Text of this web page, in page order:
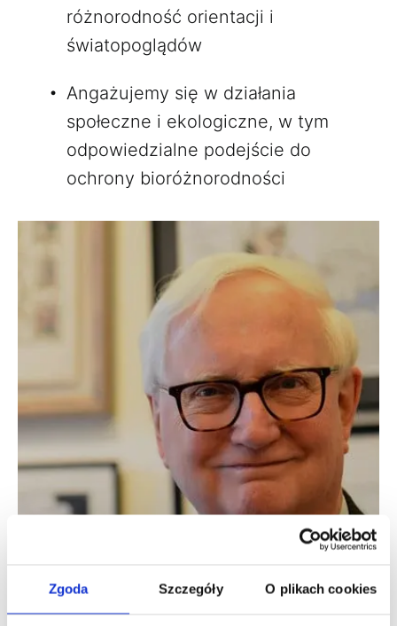
Zgoda Szczegóły O plikach cookies
różnorodność orientacji i
światopoglądów
Angażujemy się w działania
społeczne i ekologiczne, w tym
odpowiedzialne podejście do
ochrony bioróżnorodności